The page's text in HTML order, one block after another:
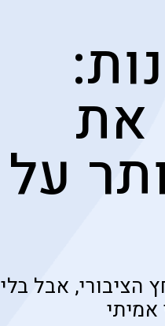
את
על
הציבורי, אבל בלי